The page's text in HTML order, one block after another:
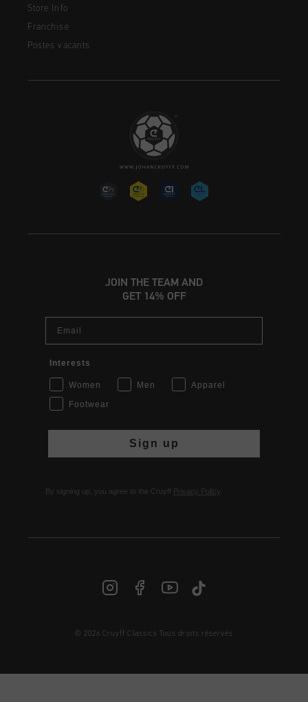
FR | € EUR
Store Info
Franchise
Postes vacants
JOIN THE TEAM AND
GET 14% OFF
Interests
Women Men
Apparel
Footwear
Sign up
By signing up, you agree to the Cruyff Privacy Policy
© 2026 Cruyff Classics Tous droits réservés